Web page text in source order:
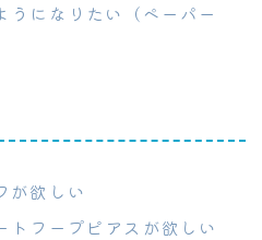
うになりたい（ペーパー
が欲しい
トフープピアスが欲しい